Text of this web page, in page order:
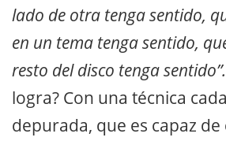
lado de otra tenga sentido,
en un tema tenga sentido,
resto del disco tenga sentido”.
logra? Con una técnica
depurada, que es capaz de